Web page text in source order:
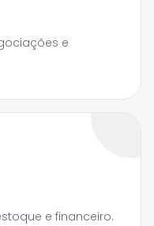
e
e financeiro.